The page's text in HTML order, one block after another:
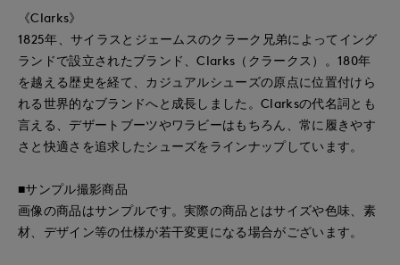
《Clarks》
1825年、サイラスとジェームスのクラーク兄弟によってイング
ランドで設立されたブランド、Clarks（クラークス）。180年
を越える歴史を経て、カジュアルシューズの原点に位置付けら
れる世界的なブランドへと成長しました。Clarksの代名詞とも
言える、デザートブーツやワラビーはもちろん、常に履きやす
さと快適さを追求したシューズをラインナップしています。
■サンプル撮影商品
画像の商品はサンプルです。実際の商品とはサイズや色味、素
材、デザイン等の仕様が若干変更になる場合がございます。